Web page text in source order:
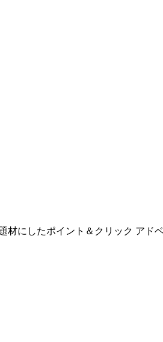
材にしたポイント＆クリック アド